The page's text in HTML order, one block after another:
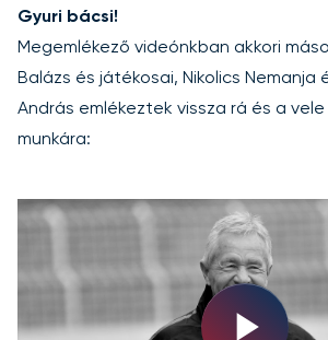
Gyuri bácsi!
Megemlékező videónkban akkori
Balázs és játékosai, Nikolics Nemanja
András emlékeztek vissza rá és a vele
munkára: